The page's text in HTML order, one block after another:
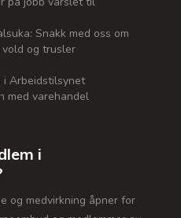
Snakk med oss om
vold og trusler
i Arbeidstilsynet
med varehandel
i
og medvirkning åpner for